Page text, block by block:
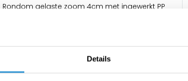
Details
Rondom gelaste zoom 4cm met ingewerkt PP